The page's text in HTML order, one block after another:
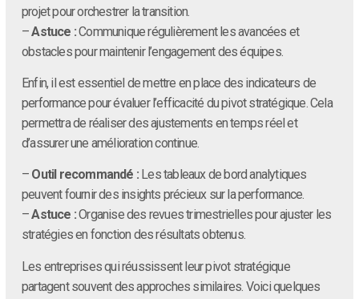
projet pour orchestrer la transition.
–Astuce :Communique régulièrement les avancées et
obstacles pour maintenir l’engagement des équipes.
Enfin, il est essentiel de mettre en place des indicateurs de
performance pour évaluer l’efficacité du pivot stratégique. Cela
permettra de réaliser des ajustements en temps réel et
d’assurer une amélioration continue.
– Outil recommandé : Les tableaux de bord analytiques
peuvent fournir des insights précieux sur la performance.
–Astuce :Organise des revues trimestrielles pour ajuster les
stratégies en fonction des résultats obtenus.
Les entreprises qui réussissent leur pivot stratégique
partagent souvent des approches similaires. Voici quelques